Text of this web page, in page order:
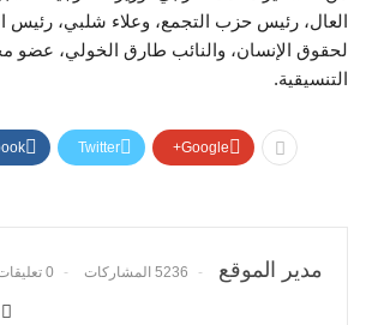
العال، رئيس حزب التجمع، وعلاء شلبي، رئيس
لحقوق الإنسان، والنائب طارق الخولي، عضو
التنسيقية.
Twitter Google+
مدير الموقع 5236 المشاركات 0 تعليقات